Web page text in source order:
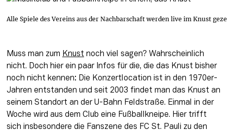
Alle Spiele des Vereins aus der Nachbarschaft werden live im Knust
Muss man zum Knust noch viel sagen? Wahrscheinlich
nicht. Doch hier ein paar Infos für die, die das Knust bisher
noch nicht kennen: Die Konzertlocation ist in den 1970er-
Jahren entstanden und seit 2003 findet man das Knust an
seinem Standort an der U-Bahn Feldstraße. Einmal in der
Woche wird aus dem Club eine Fußballkneipe. Hier trifft
sich insbesondere die Fanszene des FC St. Pauli zu den